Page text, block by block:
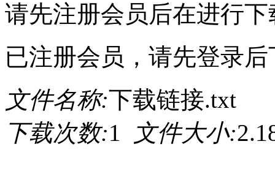
请先注册会员后在进行下
已注册会员，请先登录后
文件名称:下载链接.txt
下载次数:1 文件大小: